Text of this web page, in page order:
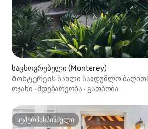
საცხოვრებელი (Monterey)
Მონტერეის სახლი საიდუმლო ბაღით!
ოჯახი · მდებარეობა · გათბობა
სუპერმასპინძელი
სუპერმასპინძელი